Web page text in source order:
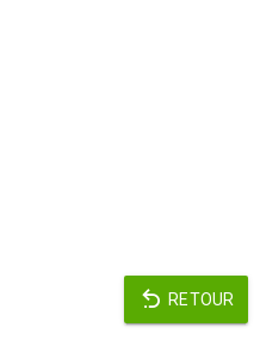
RETOUR